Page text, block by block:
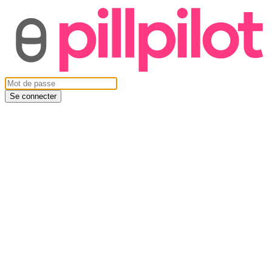
Se connecter